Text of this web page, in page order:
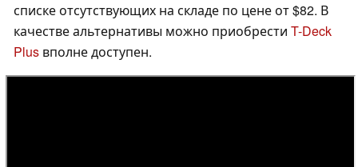
списке отсутствующих на складе по цене от $82. В
качестве альтернативы можно приобрести T-Deck
Plus вполне доступен.